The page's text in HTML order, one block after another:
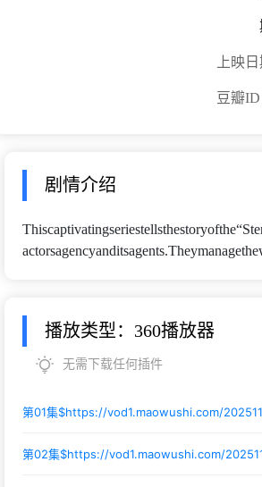
上映
豆瓣
剧情介绍
播放类型：360播放器
无需下载任何插件
第01集$https://vod1.maowushi.com/
第02集$https://vod1.maowushi.com/